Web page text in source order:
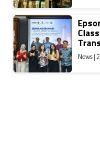
News |